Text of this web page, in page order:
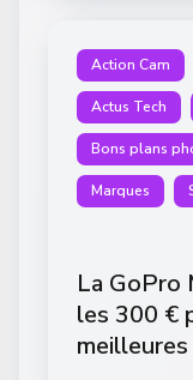
Action Cam
Actus Tech
Bons plans
Marques
La GoPro
les 300 €
meilleures